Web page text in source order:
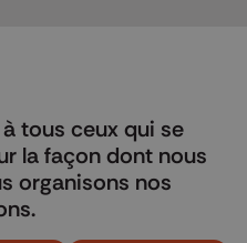
tous ceux qui se
la façon dont nous
organisons nos